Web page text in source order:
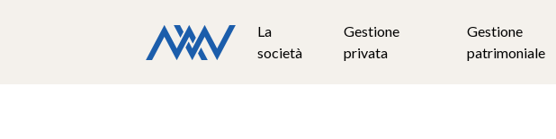
La
società
Gestione
privata
Gestione
patrimoniale